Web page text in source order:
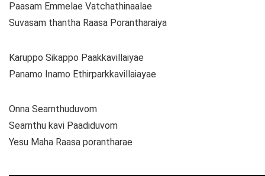
Paasam Emmelae Vatchathinaalae
Suvasam thantha Raasa Porantharaiya
Karuppo Sikappo Paakkavillaiyae
Panamo Inamo Ethirparkkavillaiayae
Onna Searnthuduvom
Searnthu kavi Paadiduvom
Yesu Maha Raasa porantharae